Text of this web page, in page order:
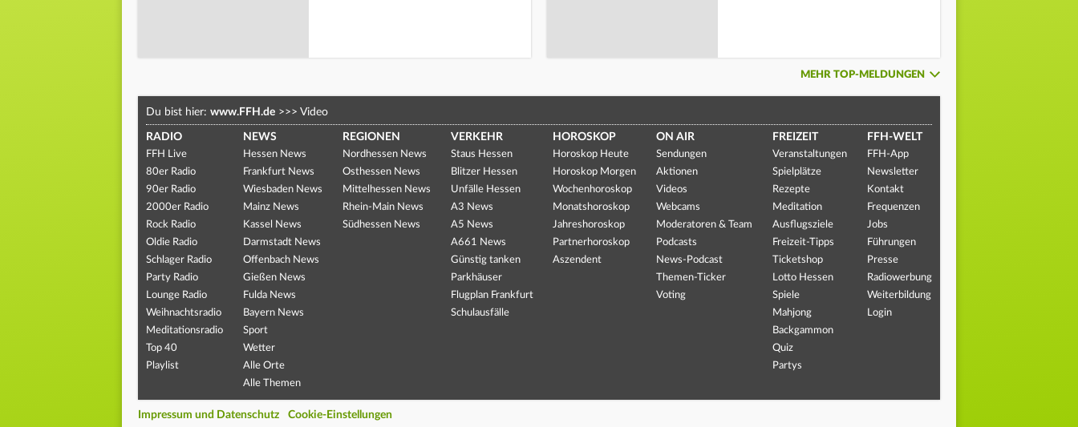
MEHR TOP-MELDUNGEN
Du bist hier: www.FFH.de >>> Video
RADIO
FFH Live
80er Radio
90er Radio
2000er Radio
Rock Radio
Oldie Radio
Schlager Radio
Party Radio
Lounge Radio
Weihnachtsradio
Meditationsradio
Top 40
Playlist
NEWS
Hessen News
Frankfurt News
Wiesbaden News
Mainz News
Kassel News
Darmstadt News
Offenbach News
Gießen News
Fulda News
Bayern News
Sport
Wetter
Alle Orte
Alle Themen
REGIONEN
Nordhessen News
Osthessen News
Mittelhessen News
Rhein-Main News
Südhessen News
VERKEHR
Staus Hessen
Blitzer Hessen
Unfälle Hessen
A3 News
A5 News
A661 News
Günstig tanken
Parkhäuser
Flugplan Frankfurt
Schulausfälle
HOROSKOP
Horoskop Heute
Horoskop Morgen
Wochenhoroskop
Monatshoroskop
Jahreshoroskop
Partnerhoroskop
Aszendent
ON AIR
Sendungen
Aktionen
Videos
Webcams
Moderatoren & Team
Podcasts
News-Podcast
Themen-Ticker
Voting
FREIZEIT
Veranstaltungen
Spielplätze
Rezepte
Meditation
Ausflugsziele
Freizeit-Tipps
Ticketshop
Lotto Hessen
Spiele
Mahjong
Backgammon
Quiz
Partys
FFH-WELT
FFH-App
Newsletter
Kontakt
Frequenzen
Jobs
Führungen
Presse
Radiowerbung
Weiterbildung
Login
Impressum und Datenschutz Cookie-Einstellungen